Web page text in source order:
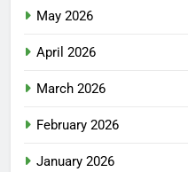
May 2026
April 2026
March 2026
February 2026
January 2026